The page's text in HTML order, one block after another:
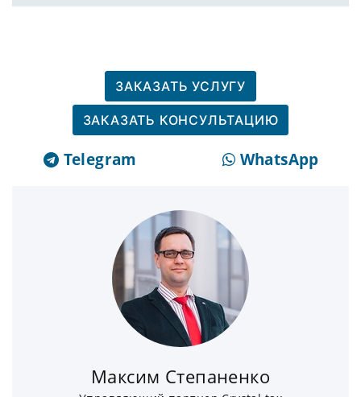
ЗАКАЗАТЬ УСЛУГУ
ЗАКАЗАТЬ КОНСУЛЬТАЦИЮ
Telegram WhatsApp
Максим Степаненко